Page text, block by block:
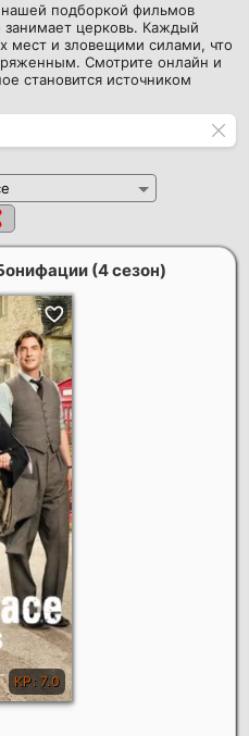
подборкой фильмов
занимает церковь. Каждый
мест и зловещими силами, что
Смотрите онлайн и
становится источником
(4 сезон)